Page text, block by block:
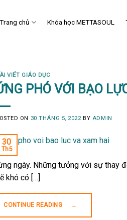
Trang chủ Khóa học METTASOUL
VIẾT GIÁO DỤC
PHÓ VỚI BẠO
ON 30 THÁNG 5, 2022 BY ADMIN
30
Th5
ngày. Những tưởng với sự thay
khó có […]
CONTINUE READING →